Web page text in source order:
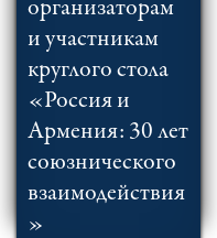
организаторам
и участникам
круглого стола
«Россия и
Армения: 30 лет
союзнического
взаимодействия
»